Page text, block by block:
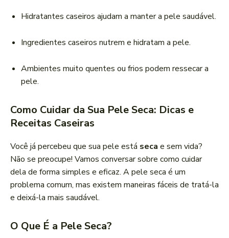
Hidratantes caseiros ajudam a manter a pele saudável.
Ingredientes caseiros nutrem e hidratam a pele.
Ambientes muito quentes ou frios podem ressecar a
pele.
Como Cuidar da Sua Pele Seca: Dicas e
Receitas Caseiras
Você já percebeu que sua pele está seca e sem vida?
Não se preocupe! Vamos conversar sobre como cuidar
dela de forma simples e eficaz. A pele seca é um
problema comum, mas existem maneiras fáceis de tratá-la
e deixá-la mais saudável.
O Que É a Pele Seca?